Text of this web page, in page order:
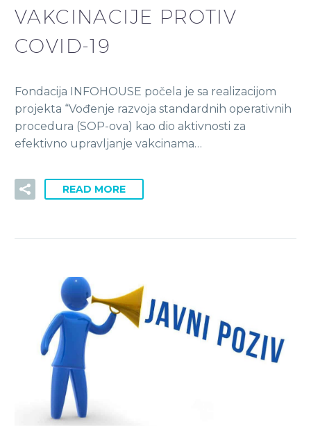
VAKCINACIJE PROTIV
COVID-19
Fondacija INFOHOUSE počela je sa realizacijom
projekta “Vođenje razvoja standardnih operativnih
procedura (SOP-ova) kao dio aktivnosti za
efektivno upravljanje vakcinama…
READ MORE